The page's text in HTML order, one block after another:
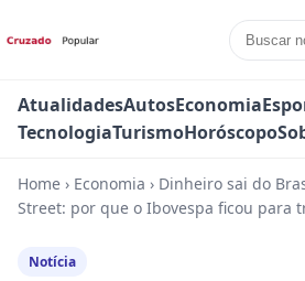
AtualidadesAutosEconomia
TecnologiaTurismoHoróscopo
Home › Economia › Dinheiro sai do
Street: por que o Ibovespa ficou para
Notícia